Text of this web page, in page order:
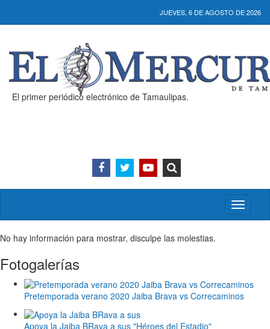
JUEVES, 6 DE AGOSTO DE 2026
El primer periódico electrónico de Tamaulipas.
Activar/
menú
No hay información para mostrar, disculpe las molestias.
Fotogalerías
Pretemporada verano 2020 Jaiba Brava vs Correcaminos
Apoya la Jaiba BRava a sus "Héroes del Estadio"